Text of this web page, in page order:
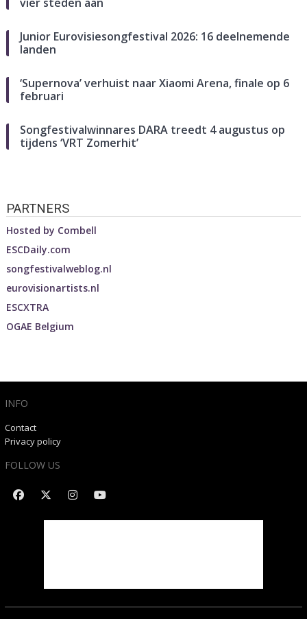
Junior Eurovisiesongfestival 2026: 16 deelnemende
landen
‘Supernova’ verhuist naar Xiaomi Arena, finale op 6
februari
Songfestivalwinnares DARA treedt 4 augustus op
tijdens ‘VRT Zomerhit’
PARTNERS
Hosted by Combell
ESCDaily.com
songfestivalweblog.nl
eurovisionartists.nl
ESCXTRA
OGAE Belgium
INFO
Contact
Privacy policy
FOLLOW US